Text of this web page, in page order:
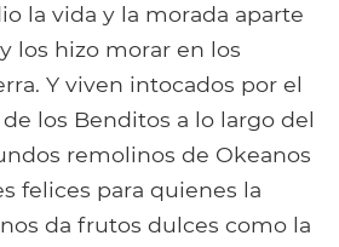
la vida y la morada aparte
los hizo morar en los
Y viven intocados por el
los Benditos a lo largo del
remolinos de Okeanos
felices para quienes la
da frutos dulces como la